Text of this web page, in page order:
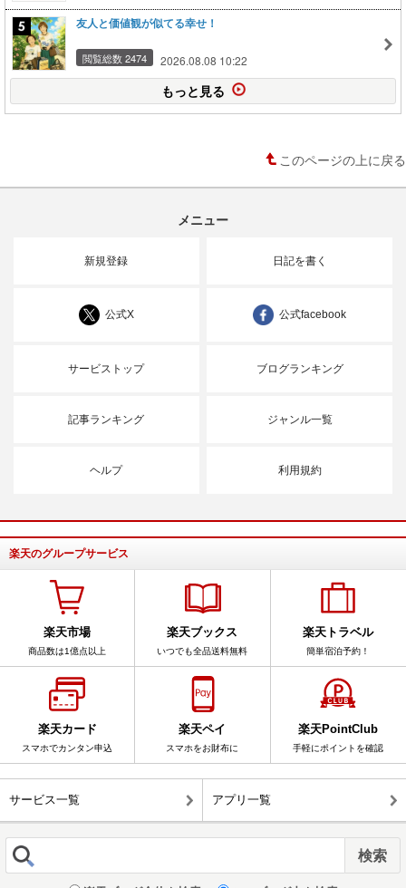
友人と価値観が似てる幸せ！
閲覧総数 2474 2026.08.08 10:22
もっと見る
このページの上に戻る
メニュー
新規登録 日記を書く
公式X 公式facebook
サービストップ ブログランキング
記事ランキング ジャンル一覧
ヘルプ 利用規約
楽天のグループサービス
楽天市場
商品数は1億点以上
楽天ブックス
いつでも全品送料無料
楽天トラベル
簡単宿泊予約！
楽天カード
スマホでカンタン申込
楽天ペイ
スマホをお財布に
楽天PointClub
手軽にポイントを確認
サービス一覧 アプリ一覧